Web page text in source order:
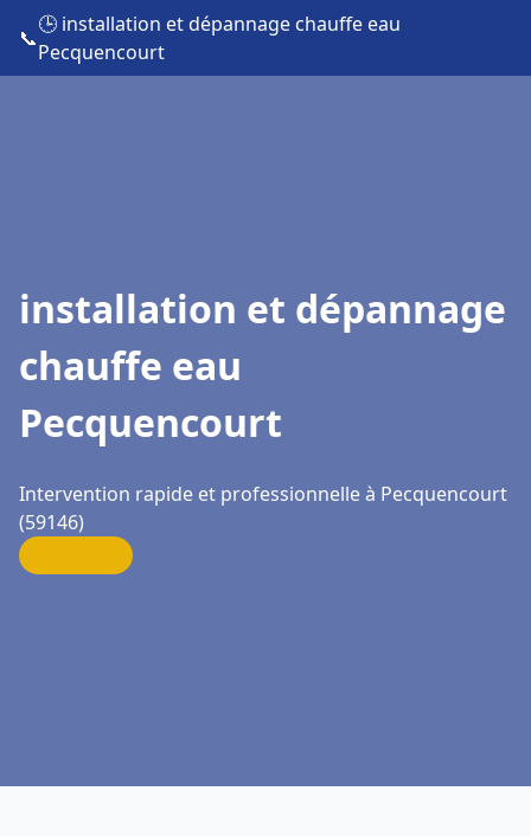
📞
🕒 installation et dépannage chauffe eau
Pecquencourt
installation et dépannage
chauffe eau
Pecquencourt
Intervention rapide et professionnelle à Pecquencourt
(59146)